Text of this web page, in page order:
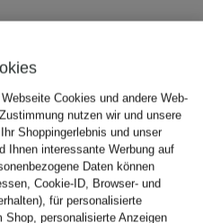
Cookies und andere Web-
nutzen wir und unsere
Shoppingerlebnis und unser
Ihnen interessante Werbung auf
Daten können
Cookie-ID, Browser- und
für personalisierte
personalisierte Anzeigen